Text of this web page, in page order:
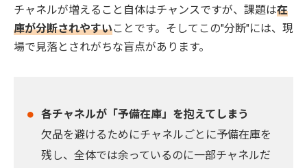
チャネルが増えること自体はチャンスですが、課題は在
庫が分断されやすいことです。そしてこの"分断"には、現
場で見落とされがちな盲点があります。
各チャネルが「予備在庫」を抱えてしまう
欠品を避けるためにチャネルごとに予備在庫を
残し、全体では余っているのに一部チャネルだ